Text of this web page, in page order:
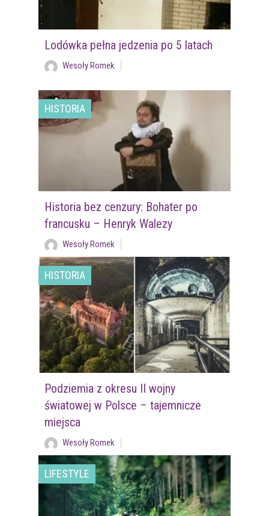
Lodówka pełna jedzenia po 5 latach
Wesoły Romek
HISTORIA
Historia bez cenzury: Bohater po
francusku – Henryk Walezy
Wesoły Romek
HISTORIA
Podziemia z okresu II wojny
światowej w Polsce – tajemnicze
miejsca
Wesoły Romek
LIFESTYLE